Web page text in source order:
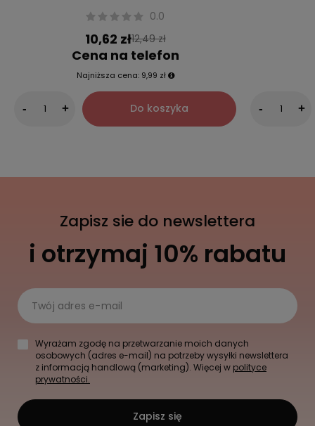
0.0
10,62 zł12,49 zł
Cena na telefon
Najniższa cena: 9,99 zł
- + Do koszyka - +
Zapisz sie do newslettera
i otrzymaj 10% rabatu
Twój adres e-mail
Wyrażam zgodę na przetwarzanie moich danych
osobowych (adres e-mail) na potrzeby wysyłki newslettera
z informacją handlową (marketing). Więcej w polityce
prywatności.
Zapisz się